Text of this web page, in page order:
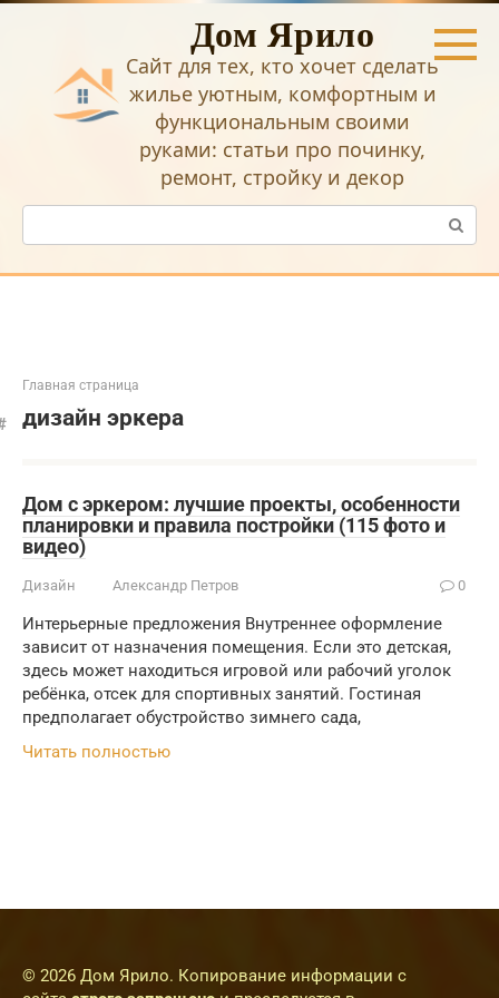
Перейти
Дом Ярило
Сайт для тех, кто хочет сделать
жилье уютным, комфортным и
функциональным своими
руками: статьи про починку,
ремонт, стройку и декор
Поиск:
Главная страница
дизайн эркера
Дом с эркером: лучшие проекты, особенности
планировки и правила постройки (115 фото и
видео)
Дизайн Александр Петров 0
Интерьерные предложения Внутреннее оформление
зависит от назначения помещения. Если это детская,
здесь может находиться игровой или рабочий уголок
ребёнка, отсек для спортивных занятий. Гостиная
предполагает обустройство зимнего сада,
Читать полностью
© 2026 Дом Ярило. Копирование информации с